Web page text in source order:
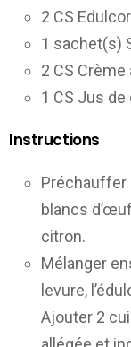
2 CS
1 sachet(s)
2 CS Crème
1 CS Jus
Instructions
Préchauffer
blancs
citron.
Mélanger
levure,
Ajouter 2